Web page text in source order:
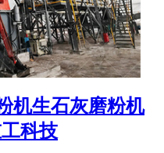
机生石灰磨粉机
科技